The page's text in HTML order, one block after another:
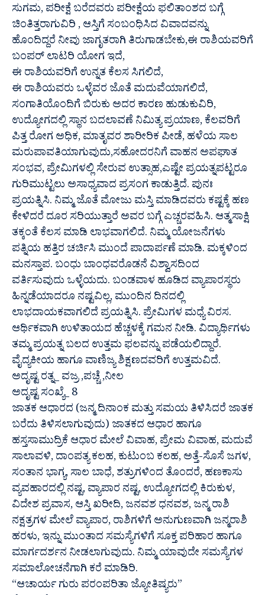
ಸುಗಮ, ಪರೀಕ್ಷೆ ಬರೆದವರು ಪರೀಕ್ಷೆಯ ಫಲಿತಾಂಶದ ಬಗ್ಗೆ
ಚಿಂತಿತ್ತರಾಗುವಿರಿ , ಆಸ್ತಿಗೆ ಸಂಬಂಧಿಸಿದ ವಿವಾದವನ್ನು
ಹೊಂದಿದ್ದರೆ ನೀವು ಜಾಗೃತರಾಗಿ ತಿರುಗಾಡಬೇಕು,ಈ ರಾಶಿಯವರಿಗೆ
ಬಂಪರ್ ಲಾಟರಿ ಯೋಗ ಇದೆ,
ಈ ರಾಶಿಯವರಿಗೆ ಉನ್ನತ ಕೆಲಸ ಸಿಗಲಿದೆ,
ಈ ರಾಶಿಯವರು ಒಳ್ಳೆವರ ಜೊತೆ ಮದುವೆಯಾಗಲಿದೆ,
ಸಂಗಾತಿಯೊಂದಿಗೆ ಬಿರುಕು ಅದರ ಕಾರಣ ಹುಡುಕುವಿರಿ,
ಉದ್ಯೋಗದಲ್ಲಿ ಸ್ಥಾನ ಬದಲಾವಣೆ ನಿಮಿತ್ಯ ಪ್ರಯಾಣ, ಕೆಲವರಿಗೆ
ಪಿತ್ತ ರೋಗ ಅಧಿಕ, ಮಾತೃವರ ಶಾರೀರಿಕ ಪೀಡೆ, ಹಳೆಯ ಸಾಲ
ಮರುಪಾವತಿಯಾಗುವುದು,ಸಹೋದರನಿಗೆ ವಾಹನ ಅಪಘಾತ
ಸಂಭವ, ಪ್ರೇಮಿಗಳಲ್ಲಿ ಸೇರುವ ಉತ್ಸಾಹ,ಎಷ್ಟೇ ಪ್ರಯತ್ನಪಟ್ಟರೂ
ಗುರಿಮುಟ್ಟಲು ಅಸಾಧ್ಯವಾದ ಪ್ರಸಂಗ ಕಾಡುತ್ತಿದೆ. ಪುನಃ
ಪ್ರಯತ್ನಿಸಿ. ನಿಮ್ಮ ಜೊತೆ ಮೋಜು ಮಸ್ತಿ ಮಾಡಿದವರು ಕಷ್ಟಕ್ಕೆ ಹಣ
ಕೇಳಿದರೆ ದೂರ ಸರಿಯುತ್ತಾರೆ ಅವರ ಬಗ್ಗೆ ಎಚ್ಚರವಹಿಸಿ. ಆತ್ಮಸಾಕ್ಷಿ
ತಕ್ಕಂತೆ ಕೆಲಸ ಮಾಡಿ ಲಾಭವಾಗಲಿದೆ. ನಿಮ್ಮ ಯೋಜನೆಗಳು
ಪತ್ನಿಯ ಹತ್ತಿರ ಚರ್ಚಿಸಿ ಮುಂದೆ ಪಾದಾರ್ಪಣೆ ಮಾಡಿ. ಮಕ್ಕಳಿಂದ
ಮನಸ್ತಾಪ. ಬಂಧು ಬಾಂಧವರೊಡನೆ ವಿಶ್ವಾಸದಿಂದ
ವರ್ತಿಸುವುದು ಒಳ್ಳೆಯದು. ಬಂಡವಾಳ ಹೂಡಿದ ವ್ಯಾಪಾರಸ್ಥರು
ಹಿನ್ನಡೆಯಾದರೂ ನಷ್ಟವಿಲ್ಲ, ಮುಂದಿನ ದಿನದಲ್ಲಿ
ಲಾಭದಾಯಕವಾಗಲಿದೆ ಪ್ರಯತ್ನಿಸಿ. ಪ್ರೇಮಿಗಳ ಮಧ್ಯೆ ವಿರಸ.
ಆರ್ಥಿಕವಾಗಿ ಉಳಿತಾಯದ ಹೆಚ್ಚಳಕ್ಕೆ ಗಮನ ನೀಡಿ. ವಿದ್ಯಾರ್ಥಿಗಳು
ತಮ್ಮ ಪ್ರಯತ್ನ ಬಲದ ಉತ್ತಮ ಫಲವನ್ನು ಪಡೆಯಲಿದ್ದಾರೆ.
ವೈದ್ಯಕೀಯ ಹಾಗೂ ವಾಣಿಜ್ಯ ಶಿಕ್ಷಣದವರಿಗೆ ಉತ್ತಮವಿದೆ.
ಅದೃಷ್ಟ ರತ್ನ_ ವಜ್ರ ,ಪಚ್ಚೆ ,ನೀಲ
ಅದೃಷ್ಟ ಸಂಖ್ಯೆ_ 8
ಜಾತಕ ಆಧಾರದ (ಜನ್ಮ ದಿನಾಂಕ ಮತ್ತು ಸಮಯ ತಿಳಿಸಿದರೆ ಜಾತಕ
ಬರೆದು ತಿಳಿಸಲಾಗುವುದು) ಜಾತಕದ ಆಧಾರ ಹಾಗೂ
ಹಸ್ತಸಾಮುದ್ರಿಕೆ ಆಧಾರ ಮೇಲೆ ವಿವಾಹ, ಪ್ರೇಮ ವಿವಾಹ, ಮದುವೆ
ಸಾಲಾವಳಿ, ದಾಂಪತ್ಯ ಕಲಹ, ಕುಟುಂಬ ಕಲಹ, ಅತ್ತೆ-ಸೊಸೆ ಜಗಳ,
ಸಂತಾನ ಭಾಗ್ಯ, ಸಾಲ ಬಾಧೆ, ಶತ್ರುಗಳಿಂದ ತೊಂದರೆ, ಹಣಕಾಸು
ವ್ಯವಹಾರದಲ್ಲಿ ನಷ್ಟ, ವ್ಯಾಪಾರ ನಷ್ಟ, ಉದ್ಯೋಗದಲ್ಲಿ ಕಿರುಕುಳ,
ವಿದೇಶ ಪ್ರವಾಸ, ಆಸ್ತಿ ಖರೀದಿ, ಜನವಶ ಧನವಶ, ಜನ್ಮ ರಾಶಿ
ನಕ್ಷತ್ರಗಳ ಮೇಲೆ ವ್ಯಾಪಾರ, ರಾಶಿಗಳಿಗೆ ಅನುಗುಣವಾಗಿ ಜನ್ಮರಾಶಿ
ಹರಳು, ಇನ್ನು ಮುಂತಾದ ಸಮಸ್ಯೆಗಳಿಗೆ ಸೂಕ್ತ ಪರಿಹಾರ ಹಾಗೂ
ಮಾರ್ಗದರ್ಶನ ನೀಡಲಾಗುವುದು. ನಿಮ್ಮ ಯಾವುದೇ ಸಮಸ್ಯೆಗಳ
ಸಮಾಲೋಚನೆಗಾಗಿ ಕರೆ ಮಾಡಿರಿ.
“ಆಚಾರ್ಯ ಗುರು ಪರಂಪರಿತಾ ಜ್ಯೋತಿಷ್ಯರು”